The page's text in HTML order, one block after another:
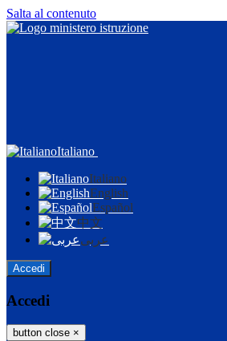
Salta al contenuto
Italiano
Italiano
English
Español
中文
عربى
Accedi
Accedi
button close ×